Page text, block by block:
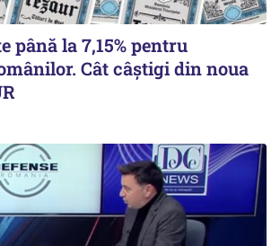
până la 7,15% pentru
Cât câștigi din noua